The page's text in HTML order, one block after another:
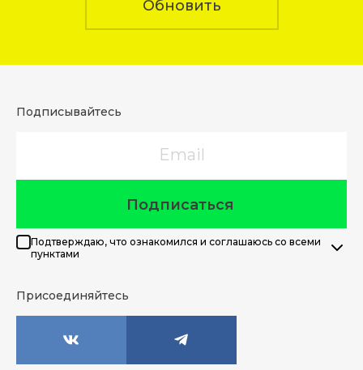
Обновить
Подписывайтесь
Подписаться
Подтверждаю, что ознакомился и соглашаюсь со всеми
пунктами
Присоединяйтесь